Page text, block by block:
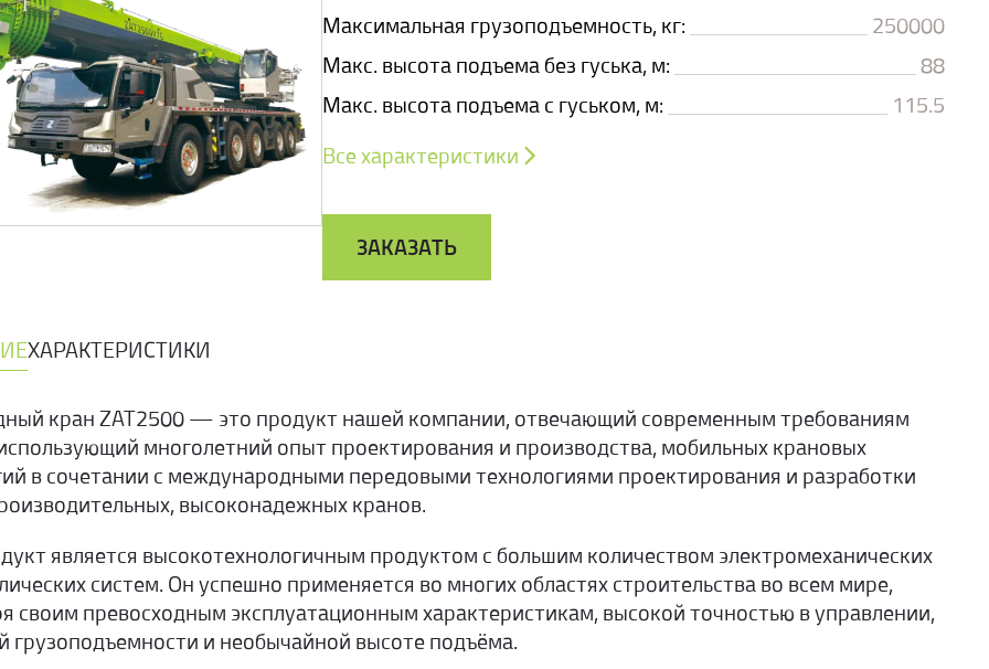
Максимальная грузоподъемность, кг:
250000
Макс. высота подъема без гуська, м:
88
Макс. высота подъема с гуськом, м:
115.5
Все характеристики
ЗАКАЗАТЬ
ХАРАКТЕРИСТИКИ
кран ZAT2500 — это продукт нашей компании, отвечающий современным требованиям
многолетний опыт проектирования и производства, мобильных крановых
в сочетании с международными передовыми технологиями проектирования и разработки
высоконадежных кранов.
является высокотехнологичным продуктом с большим количеством электромеханических
систем. Он успешно применяется во многих областях строительства во всем мире,
своим превосходным эксплуатационным характеристикам, высокой точностью в управлении,
грузоподъемности и необычайной высоте подъёма.